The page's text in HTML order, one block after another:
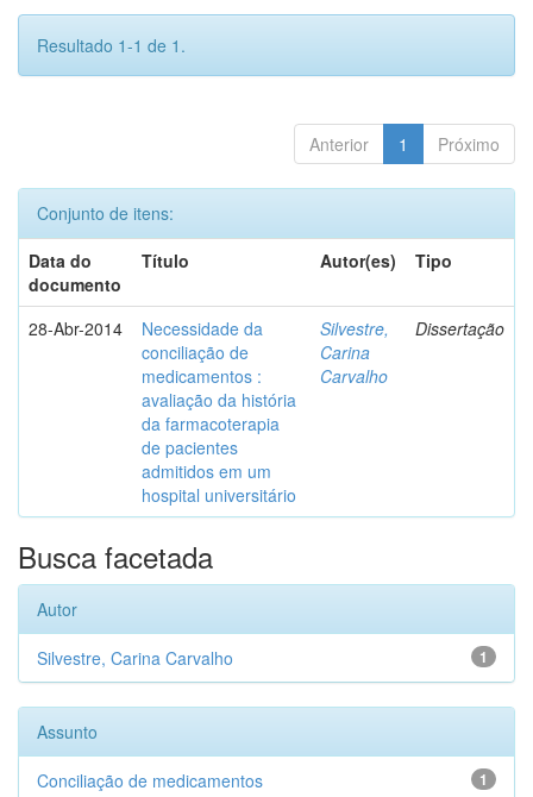
Resultado 1-1 de 1.
Anterior 1 Próximo
Conjunto de itens:
Data do
documento
Título Autor(es) Tipo
28-Abr-2014
Necessidade da
conciliação de
medicamentos :
avaliação da história
da farmacoterapia
de pacientes
admitidos em um
hospital universitário
Silvestre,
Carina
Carvalho
Dissertação
Busca facetada
Autor
1
Silvestre, Carina Carvalho
Assunto
1
Conciliação de medicamentos